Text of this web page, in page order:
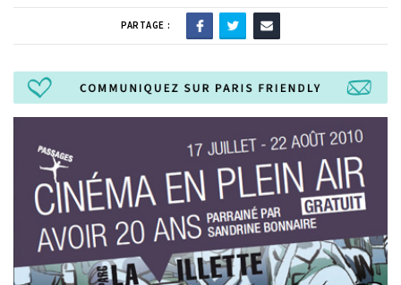
PARTAGE :